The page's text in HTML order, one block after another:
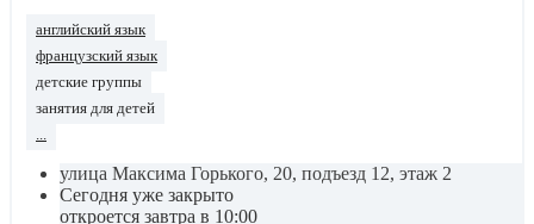
английский язык
французский язык
детские группы
занятия для детей
...
улица Максима Горького, 20, подъезд 12, этаж 2
Сегодня уже закрыто
откроется завтра в 10:00